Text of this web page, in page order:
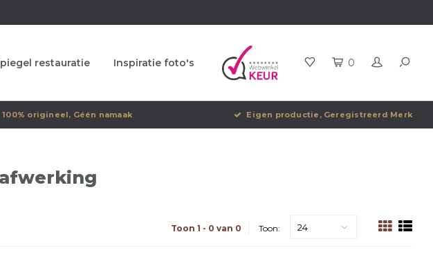
restauratie Inspiratie foto's 0
100% origineel, Géén namaak Eigen productie, Geregistreerd Merk
Toon 1 - 0 van 0 Toon: 24